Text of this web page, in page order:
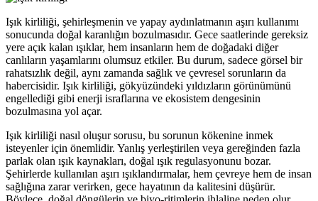
Işık kirliliği, şehirleşmenin ve yapay aydınlatmanın aşırı kullanımı
sonucunda doğal karanlığın bozulmasıdır. Gece saatlerinde gereksiz
yere açık kalan ışıklar, hem insanların hem de doğadaki diğer
canlıların yaşamlarını olumsuz etkiler. Bu durum, sadece görsel bir
rahatsızlık değil, aynı zamanda sağlık ve çevresel sorunların da
habercisidir. Işık kirliliği, gökyüzündeki yıldızların görünümünü
engellediği gibi enerji israflarına ve ekosistem dengesinin
bozulmasına yol açar.
Işık kirliliği nasıl oluşur sorusu, bu sorunun kökenine inmek
isteyenler için önemlidir. Yanlış yerleştirilen veya gereğinden fazla
parlak olan ışık kaynakları, doğal ışık regulasyonunu bozar.
Şehirlerde kullanılan aşırı ışıklandırmalar, hem çevreye hem de insan
sağlığına zarar verirken, gece hayatının da kalitesini düşürür.